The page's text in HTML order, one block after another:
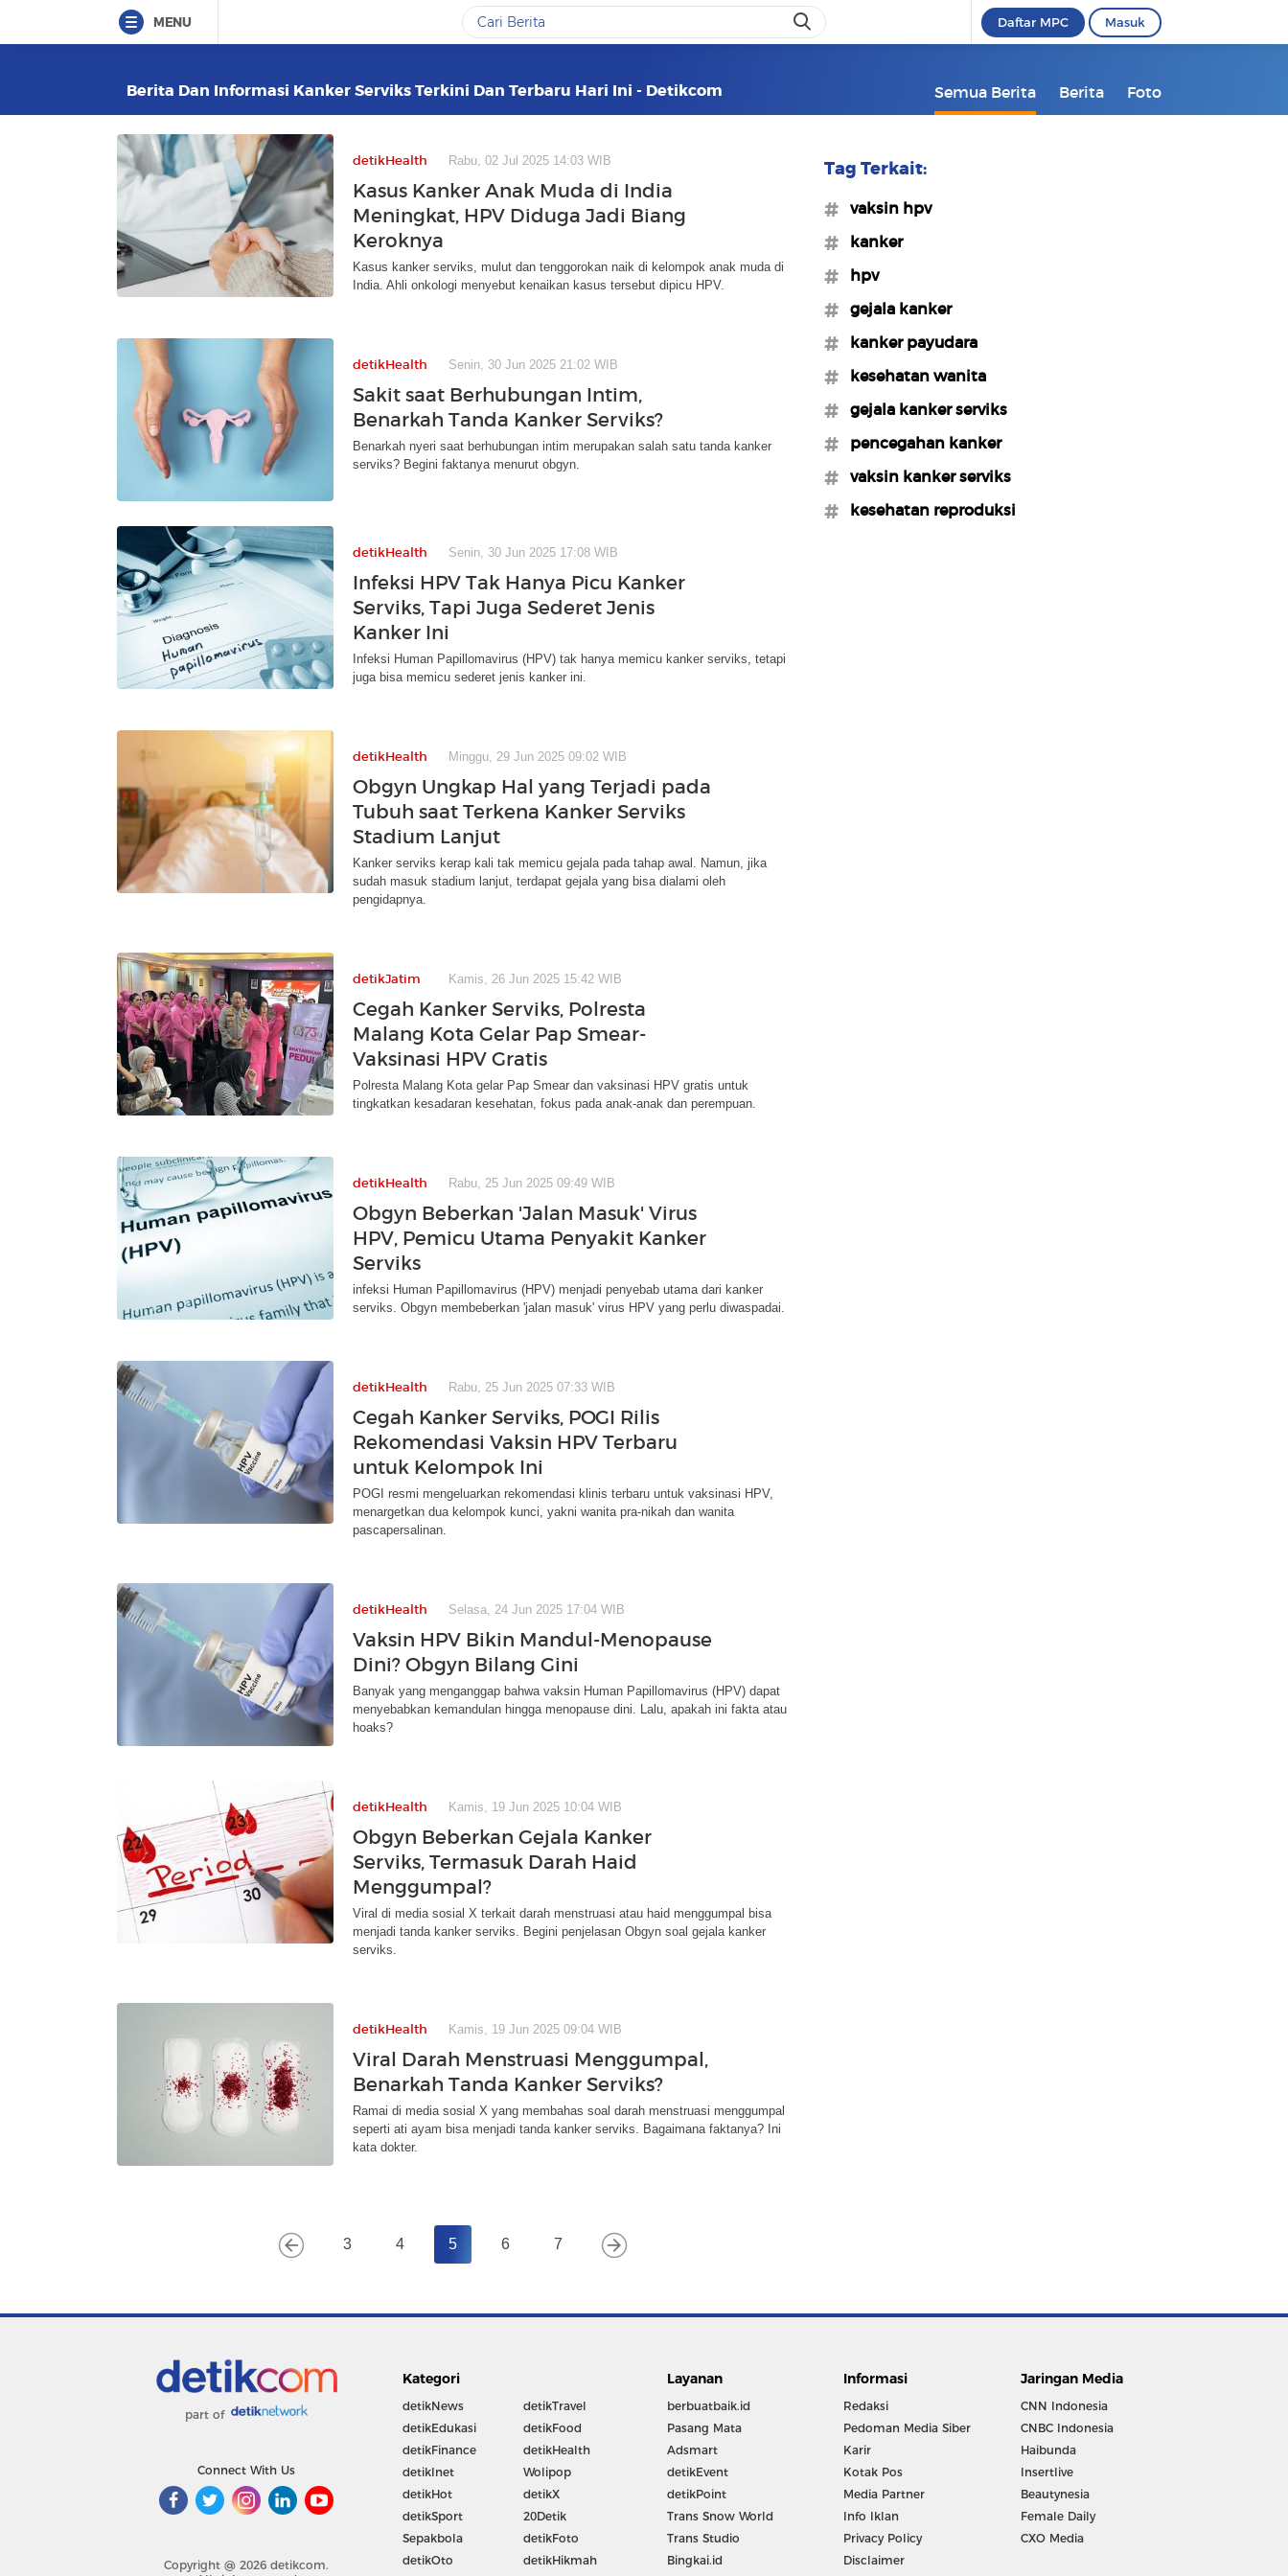
MENU Daftar MPC Masuk
Berita Dan Informasi Kanker Serviks Terkini Dan Terbaru Hari Ini - Detikcom Semua Berita Berita Foto
detikHealth Rabu, 02 Jul 2025 14:03 WIB
Kasus Kanker Anak Muda di India
Meningkat, HPV Diduga Jadi Biang
Keroknya
Kasus kanker serviks, mulut dan tenggorokan naik di kelompok anak muda di
India. Ahli onkologi menyebut kenaikan kasus tersebut dipicu HPV.
detikHealth Senin, 30 Jun 2025 21:02 WIB
Sakit saat Berhubungan Intim,
Benarkah Tanda Kanker Serviks?
Benarkah nyeri saat berhubungan intim merupakan salah satu tanda kanker
serviks? Begini faktanya menurut obgyn.
detikHealth Senin, 30 Jun 2025 17:08 WIB
Infeksi HPV Tak Hanya Picu Kanker
Serviks, Tapi Juga Sederet Jenis
Kanker Ini
Infeksi Human Papillomavirus (HPV) tak hanya memicu kanker serviks, tetapi
juga bisa memicu sederet jenis kanker ini.
detikHealth Minggu, 29 Jun 2025 09:02 WIB
Obgyn Ungkap Hal yang Terjadi pada
Tubuh saat Terkena Kanker Serviks
Stadium Lanjut
Kanker serviks kerap kali tak memicu gejala pada tahap awal. Namun, jika
sudah masuk stadium lanjut, terdapat gejala yang bisa dialami oleh
pengidapnya.
detikJatim Kamis, 26 Jun 2025 15:42 WIB
Cegah Kanker Serviks, Polresta
Malang Kota Gelar Pap Smear-
Vaksinasi HPV Gratis
Polresta Malang Kota gelar Pap Smear dan vaksinasi HPV gratis untuk
tingkatkan kesadaran kesehatan, fokus pada anak-anak dan perempuan.
detikHealth Rabu, 25 Jun 2025 09:49 WIB
Obgyn Beberkan 'Jalan Masuk' Virus
HPV, Pemicu Utama Penyakit Kanker
Serviks
infeksi Human Papillomavirus (HPV) menjadi penyebab utama dari kanker
serviks. Obgyn membeberkan 'jalan masuk' virus HPV yang perlu diwaspadai.
detikHealth Rabu, 25 Jun 2025 07:33 WIB
Cegah Kanker Serviks, POGI Rilis
Rekomendasi Vaksin HPV Terbaru
untuk Kelompok Ini
POGI resmi mengeluarkan rekomendasi klinis terbaru untuk vaksinasi HPV,
menargetkan dua kelompok kunci, yakni wanita pra-nikah dan wanita
pascapersalinan.
detikHealth Selasa, 24 Jun 2025 17:04 WIB
Vaksin HPV Bikin Mandul-Menopause
Dini? Obgyn Bilang Gini
Banyak yang menganggap bahwa vaksin Human Papillomavirus (HPV) dapat
menyebabkan kemandulan hingga menopause dini. Lalu, apakah ini fakta atau
hoaks?
detikHealth Kamis, 19 Jun 2025 10:04 WIB
Obgyn Beberkan Gejala Kanker
Serviks, Termasuk Darah Haid
Menggumpal?
Viral di media sosial X terkait darah menstruasi atau haid menggumpal bisa
menjadi tanda kanker serviks. Begini penjelasan Obgyn soal gejala kanker
serviks.
detikHealth Kamis, 19 Jun 2025 09:04 WIB
Viral Darah Menstruasi Menggumpal,
Benarkah Tanda Kanker Serviks?
Ramai di media sosial X yang membahas soal darah menstruasi menggumpal
seperti ati ayam bisa menjadi tanda kanker serviks. Bagaimana faktanya? Ini
kata dokter.
3 4 5 6 7
Tag Terkait:
#vaksin hpv
#kanker
#hpv
#gejala kanker
#kanker payudara
#kesehatan wanita
#gejala kanker serviks
#pencegahan kanker
#vaksin kanker serviks
#kesehatan reproduksi
part of
Connect With Us
Copyright @ 2026 detikcom.
Kategori
detikNews
detikEdukasi
detikFinance
detikInet
detikHot
detikSport
Sepakbola
detikOto
detikTravel
detikFood
detikHealth
Wolipop
detikX
20Detik
detikFoto
detikHikmah
Layanan
berbuatbaik.id
Pasang Mata
Adsmart
detikEvent
detikPoint
Trans Snow World
Trans Studio
Bingkai.id
Informasi
Redaksi
Pedoman Media Siber
Karir
Kotak Pos
Media Partner
Info Iklan
Privacy Policy
Disclaimer
Jaringan Media
CNN Indonesia
CNBC Indonesia
Haibunda
Insertlive
Beautynesia
Female Daily
CXO Media